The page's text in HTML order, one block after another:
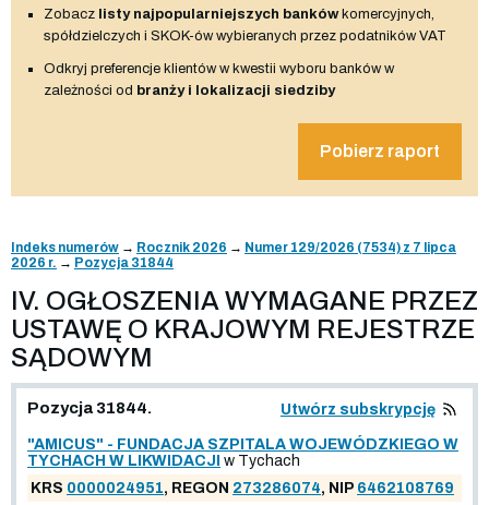
Zobacz listy najpopularniejszych bankówkomercyjnych,
spółdzielczych i SKOK-ów wybieranych przez podatników VAT
Odkryj preferencje klientów w kwestii wyboru banków w
zależności od branży i lokalizacji siedziby
Pobierz raport
Indeks numerów → Rocznik 2026 → Numer 129/2026 (7534) z 7 lipca
2026 r. → Pozycja 31844
IV. OGŁOSZENIA WYMAGANE PRZEZ
USTAWĘ O KRAJOWYM REJESTRZE
SĄDOWYM
Pozycja 31844. Utwórz subskrypcję
"AMICUS" - FUNDACJA SZPITALA WOJEWÓDZKIEGO W
TYCHACH W LIKWIDACJI w Tychach
KRS 0000024951, REGON 273286074, NIP 6462108769